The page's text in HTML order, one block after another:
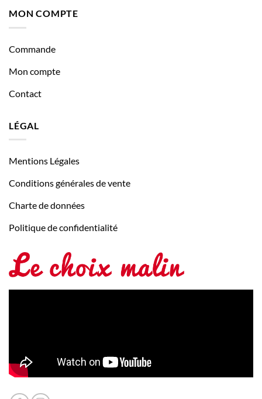
MON COMPTE
Commande
Mon compte
Contact
LÉGAL
Mentions Légales
Conditions générales de vente
Charte de données
Politique de confidentialité